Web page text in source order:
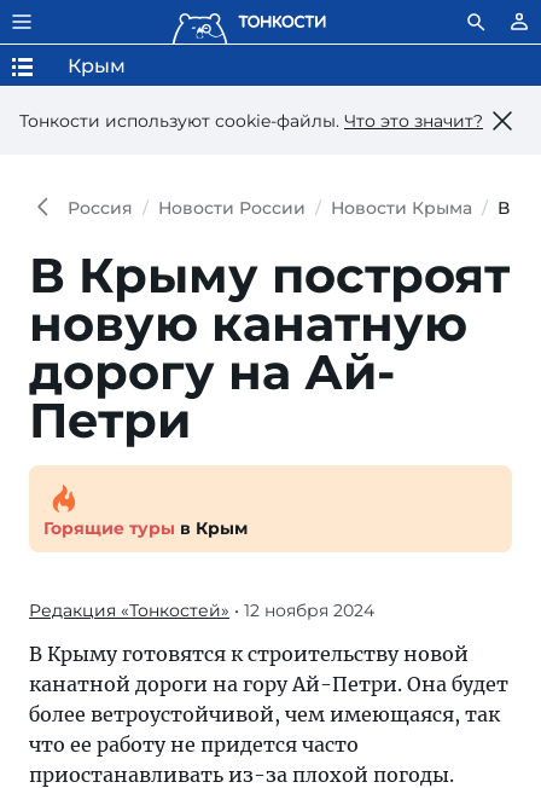
Тонкости используют сookie-файлы. Что это значит?
Крым
Россия Новости России Новости Крыма В
В Крыму построят
новую канат­ную
доро­гу на Ай-
Петри
Горящие туры в Крым
Редакция «Тонкостей» • 12 ноября 2024
В Крыму готовятся к строительству новой
канатной дороги на гору Ай-Петри. Она будет
более ветроустойчивой, чем имеющаяся, так
что ее работу не придется часто
приостанавливать из-за плохой погоды.